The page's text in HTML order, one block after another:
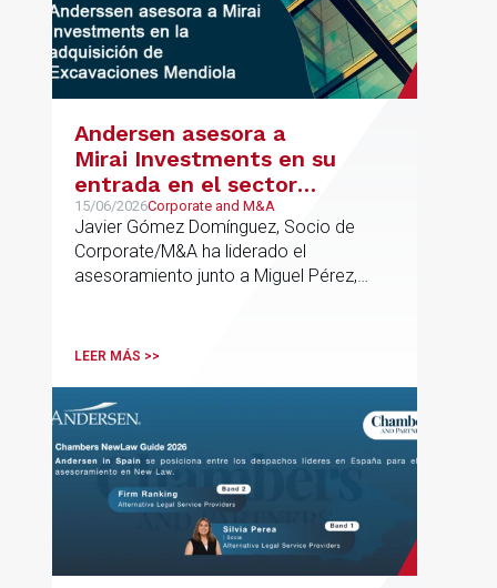
Andersen asesora a
Mirai Investments en su
entrada en el sector
medioambiental con la
adquisición de la
vasca Excavaciones
Mendiola
15/06/2026Corporate and M&A
Javier Gómez Domínguez, Socio de
Corporate/M&A ha liderado el
asesoramiento junto a Miguel Pérez,
LEER MÁS >>